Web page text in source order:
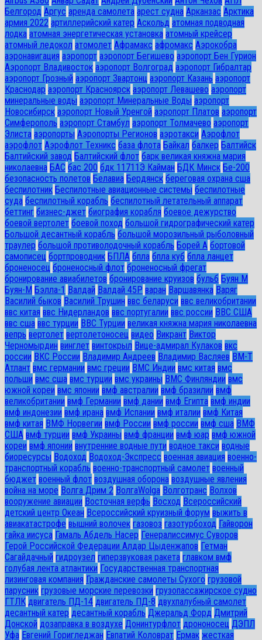
Белгород Аргус аренда самолета арест судна Арканзас Арктика
армия 2022 артиллерийский катер Аскольд атомная подводная
лодка атомная энергетическая установка атомный крейсер
атомный ледокол атомолет Афрамакс афромакс Аэрокобра
аэронавигация аэропорт аэропорт Бегишево аэропорт Бен Гурион
Аэропорт Владивосток аэропорт Волгоград аэропорт Гибралтар
аэропорт Грозный аэропорт Звартонц аэропорт Казань аэропорт
Краснодар аэропорт Красноярск аэропорт Левашево аэропорт
минеральные воды аэропорт Минеральные Воды аэропорт
Новосибирск аэропорт Новый Уренгой аэропорт Платов аэропорт
Симферополь аэропорт Стамбул аэропорт Толмачево аэропорт
Элиста аэропорты Аэропорты Регионов аэротакси Аэрофлот
аэрофлот Аэрофлот Техникс база флота Байкал балкер Балтийск
Балтийский завод Балтийский флот барк великая княжна мария
николаевна БАС бас 200 бдк 11711Э Кайман БДК Минск Бе-200
безопасность полетов Белавиа Бердянск береговая охрана сша
беспилотник Беспилотные авиационные системы беспилотные
суда беспилотный корабль беспилотный летательный аппарат
беттинг бизнес-джет биография корабля боевое дежурство
боевой вертолет боевой поход большой гидрографический катер
Большой десантный корабль большой морозильный рыболовный
траулер большой противолодочный корабль Борей А бортовой
самописец бортпроводник БПЛА бпла бпла куб бпла ланцет
броненосец броненосный флот броненосный фрегат
бронирование авиабилетов бронирование круизов бульб Буян М
Буян-М Бэлла-1 Валдай Валдай 45Р варан Варшавянка Варяг
Василий быков Василий Трушин ввс беларуси ввс великобритании
ввс китая ввс Нидерландов ввс португалии ввс россии ВВС США
ввс сша ввс турции ВВС Турции великая княжна мария николаевна
вепрь вертолет вертолетоносец видео Викрант Виктор
Черномырдин винглет винтокрыл Вице-адмирал Кулаков вкс
россии ВКС России Владимир Андреев Владимир Васляев ВМ-Т
Атлант вмс германии вмс греции ВМС Индии вмс китая вмс
польши вмс сша вмс турции вмс украины ВМС Финляндии вмс
южной кореи вмс японии вмф австралии вмф бразилии вмф
великобритании вмф Германии вмф дании вмф Египта вмф индии
вмф индонезии вмф ирана вмф Испании вмф италии вмф Китая
вмф китая ВМФ Норвегии вмф России вмф россии вмф сша ВМФ
США вмф турции вмф Украины вмф франции вмф юар вмф южной
кореи вмф японии внутренние водные пути водное такси водные
биоресурсы Водоход Водоход-Экспресс военная авиация военно-
транспортный корабль военно-транспортный самолет военный
бюджет военный флот воздушная оборона воздушные явления
война на море Волга Дрим 2 ВолгаWolga Волготранс Волхов
вооружение авиации Восточная верфь Восход Всероссийский
детский центр Океан Всероссийский круизный форум выжить в
авиакатастрофе вышний волочек газовоз газотурбоход Гайворон
гайка иисуса Гамаль Абдель Насер Генералиссимус Суворов
Герой Российской Федерации Алдар Цыденжапов Гетман
Сагайдачный гидроузел гиперзвуковая ракета главком вмф
голубая лента атлантики Государственная транспортная
лизинговая компания Гражданские самолеты Сухого грузовой
парусник грузовые морские перевозки грузопассажирское судно
ГТЛК двигатель ПД-14 двигатель ПД-8 двухпалубный самолет
десантный катер десантный корабль Джеральд Форд Дмитрий
Донской дозаправка в воздухе Донинтурфлот дрононосец ДЭПЛ
Уфа Евгений Горигледжан Евпатий Коловрат Ермак жесткая